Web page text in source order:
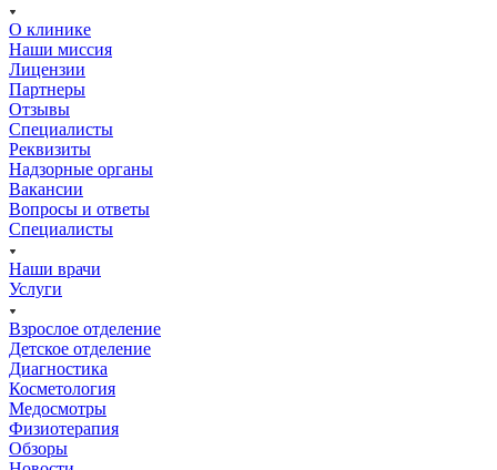
О клинике
Наши миссия
Лицензии
Партнеры
Отзывы
Специалисты
Реквизиты
Надзорные органы
Вакансии
Вопросы и ответы
Специалисты
Наши врачи
Услуги
Взрослое отделение
Детское отделение
Диагностика
Косметология
Медосмотры
Физиотерапия
Обзоры